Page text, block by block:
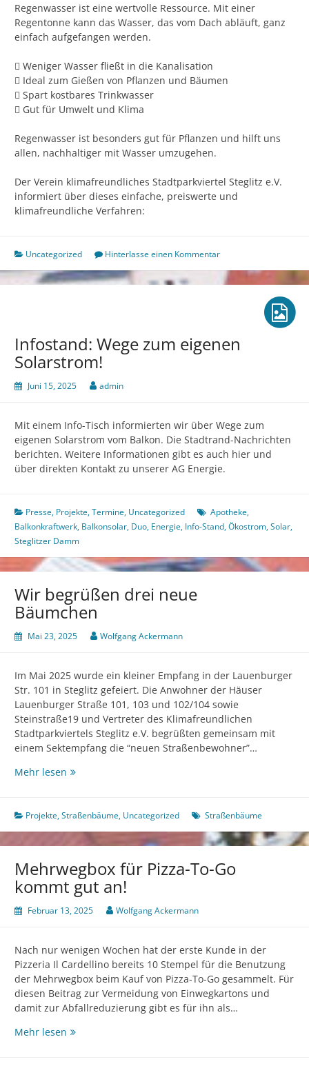
Regenwasser ist eine wertvolle Ressource. Mit einer
Regentonne kann das Wasser, das vom Dach abläuft, ganz
einfach aufgefangen werden.
 Weniger Wasser fließt in die Kanalisation
 Ideal zum Gießen von Pflanzen und Bäumen
 Spart kostbares Trinkwasser
 Gut für Umwelt und Klima
Regenwasser ist besonders gut für Pflanzen und hilft uns
allen, nachhaltiger mit Wasser umzugehen.
Der Verein klimafreundliches Stadtparkviertel Steglitz e.V.
informiert über dieses einfache, preiswerte und
klimafreundliche Verfahren:
Uncategorized Hinterlasse einen Kommentar
Infostand: Wege zum eigenen
Solarstrom!
Juni 15, 2025 admin
Mit einem Info-Tisch informierten wir über Wege zum
eigenen Solarstrom vom Balkon. Die Stadtrand-Nachrichten
berichten. Weitere Informationen gibt es auch hier und
über direkten Kontakt zu unserer AG Energie.
Presse, Projekte,Termine, Uncategorized Apotheke,
Balkonkraftwerk, Balkonsolar, Duo, Energie, Info-Stand,Ökostrom,Solar,
Steglitzer Damm
Wir begrüßen drei neue
Bäumchen
Mai 23, 2025 Wolfgang Ackermann
Im Mai 2025 wurde ein kleiner Empfang in der Lauenburger
Str. 101 in Steglitz gefeiert. Die Anwohner der Häuser
Lauenburger Straße 101, 103 und 102/104 sowie
Steinstraße19 und Vertreter des Klimafreundlichen
Stadtparkviertels Steglitz e.V. begrüßten gemeinsam mit
einem Sektempfang die “neuen Straßenbewohner”…
Mehr lesen Wir
neue
Bäumchen
Projekte,Straßenbäume, Uncategorized Straßenbäume
Mehrwegbox für Pizza-To-Go
kommt gut an!
Februar 13, 2025 Wolfgang Ackermann
Nach nur wenigen Wochen hat der erste Kunde in der
Pizzeria Il Cardellino bereits 10 Stempel für die Benutzung
der Mehrwegbox beim Kauf von Pizza-To-Go gesammelt. Für
diesen Beitrag zur Vermeidung von Einwegkartons und
damit zur Abfallreduzierung gibt es für ihn als…
Mehr lesen Mehrwegbox